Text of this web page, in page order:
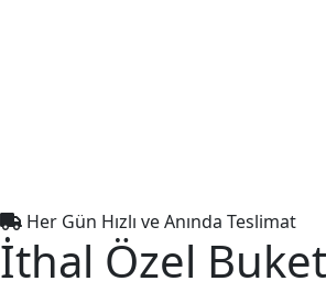
Her Gün Hızlı ve Anında Teslimat
İthal Özel Buket